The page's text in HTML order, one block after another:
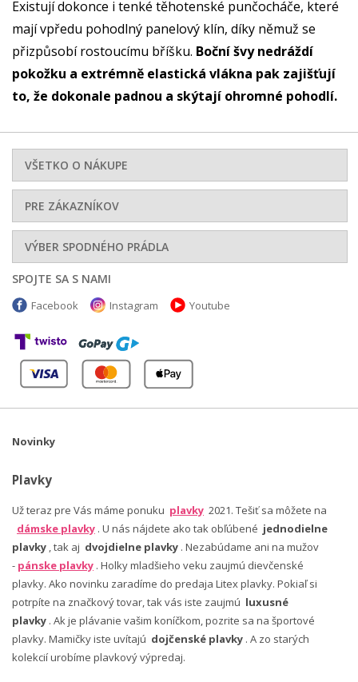
Existují dokonce i tenké těhotenské punčocháče, které
mají vpředu pohodlný panelový klín, díky němuž se
přizpůsobí rostoucímu bříšku. Boční švy nedráždí
pokožku a extrémně elastická vlákna pak zajišťují
to, že dokonale padnou a skýtají ohromné pohodlí.
VŠETKO O NÁKUPE
PRE ZÁKAZNÍKOV
VÝBER SPODNÉHO PRÁDLA
SPOJTE SA S NAMI
Facebook Instagram Youtube
Novinky
Plavky
Už teraz pre Vás máme ponuku plavky 2021. Tešiť sa môžete na
dámske plavky . U nás nájdete ako tak obľúbené jednodielne
plavky , tak aj dvojdielne plavky . Nezabúdame ani na mužov
- pánske plavky . Holky mladšieho veku zaujmú dievčenské
plavky. Ako novinku zaradíme do predaja Litex plavky. Pokiaľ si
potrpíte na značkový tovar, tak vás iste zaujmú luxusné
plavky . Ak je plávanie vašim koníčkom, pozrite sa na športové
plavky. Mamičky iste uvítajú dojčenské plavky . A zo starých
kolekcií urobíme plavkový výpredaj.